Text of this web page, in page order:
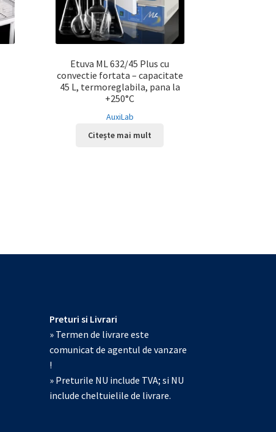
Etuva ML 632/45 Plus cu
convectie fortata – capacitate
45 L, termoreglabila, pana la
+250°C
AuxiLab
Citește mai mult
Preturi si Livrari
» Termen de livrare este
comunicat de agentul de vanzare
!
» Preturile NU include TVA; si NU
include cheltuielile de livrare.